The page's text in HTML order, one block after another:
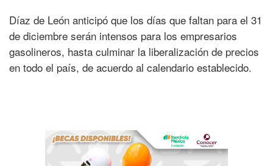
Díaz de León anticipó que los días que faltan para el 31
de diciembre serán intensos para los empresarios
gasolineros, hasta culminar la liberalización de precios
en todo el país, de acuerdo al calendario establecido.